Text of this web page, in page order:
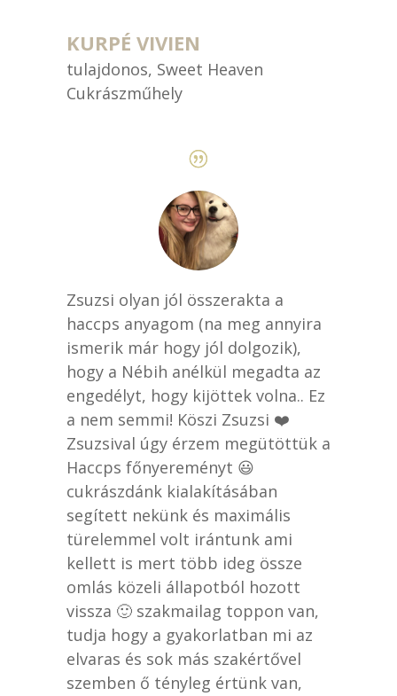
KURPÉ VIVIEN
tulajdonos, Sweet Heaven
Cukrászműhely
Zsuzsi olyan jól összerakta a
haccps anyagom (na meg annyira
ismerik már hogy jól dolgozik),
hogy a Nébih anélkül megadta az
engedélyt, hogy kijöttek volna.. Ez
a nem semmi! Köszi Zsuzsi ❤️
Zsuzsival úgy érzem megütöttük a
Haccps főnyereményt 😃
cukrászdánk kialakításában
segített nekünk és maximális
türelemmel volt irántunk ami
kellett is mert több ideg össze
omlás közeli állapotból hozott
vissza 🙂 szakmailag toppon van,
tudja hogy a gyakorlatban mi az
elvaras és sok más szakértővel
szemben ő tényleg értünk van,